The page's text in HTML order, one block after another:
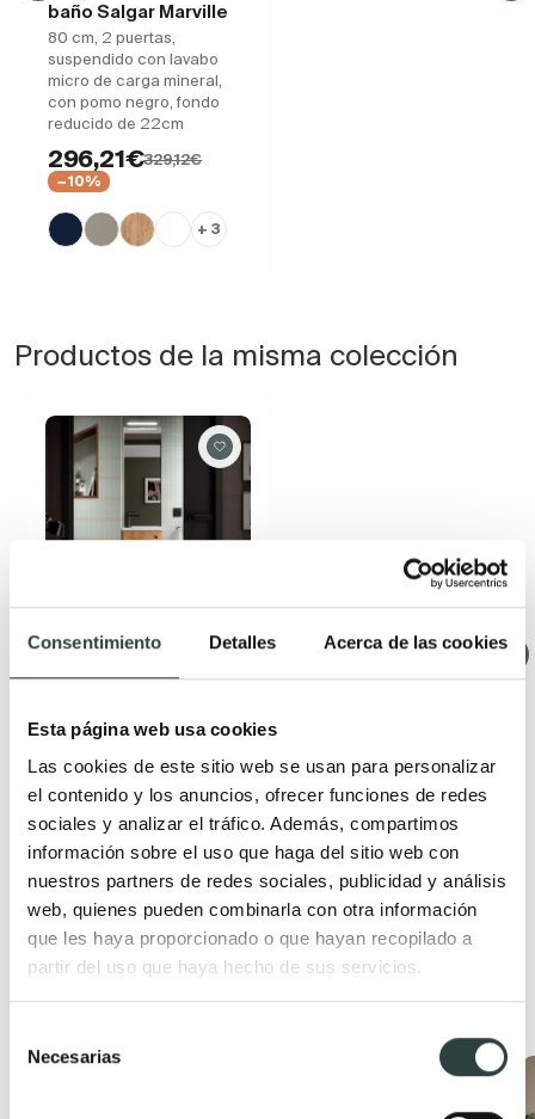
Consentimiento Detalles Acerca de las cookies
Esta página web usa cookies
Las cookies de este sitio web se usan para personalizar
el contenido y los anuncios, ofrecer funciones de redes
sociales y analizar el tráfico. Además, compartimos
información sobre el uso que haga del sitio web con
nuestros partners de redes sociales, publicidad y análisis
web, quienes pueden combinarla con otra información
que les haya proporcionado o que hayan recopilado a
partir del uso que haya hecho de sus servicios.
Necesarias
baño Salgar Marville
80 cm, 2 puertas,
suspendido con lavabo
micro de carga mineral,
con pomo negro, fondo
reducido de 22cm
296,21€329,12€
−10%
+ 3
Productos de la misma colección
Conjunto mueble de
baño Salgar Marville
suspendido con lavabo
micro de carga mineral,
con pomo negro, fondo
reducido 22cm
187,37€197,23€ −5%
Productos relacionados